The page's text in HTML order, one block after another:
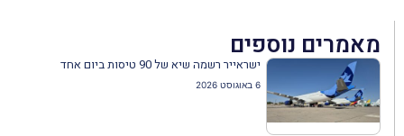
מאמרים נוספים
ישראייר רשמה שיא של 90 טיסות ביום אחד
6 באוגוסט 2026